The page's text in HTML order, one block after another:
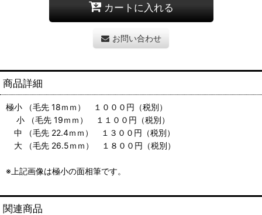
カートに入れる
お問い合わせ
商品詳細
極小 （毛先 18ｍｍ） １０００円（税別）
小 （毛先 19ｍｍ） １１００円（税別）
中 （毛先 22.4ｍｍ） １３００円（税別）
大 （毛先 26.5ｍｍ） １８００円（税別）
※上記画像は極小の面相筆です。
関連商品